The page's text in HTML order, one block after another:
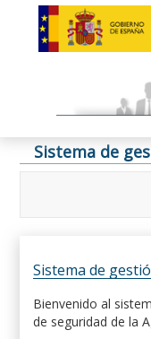
Sistema de
Sistema de
Bienvenido al
de seguridad de la